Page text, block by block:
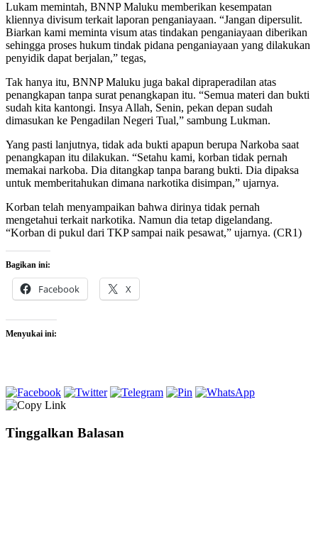
Lukam memintah, BNNP Maluku memberikan kesempatan
kliennya divisum terkait laporan penganiayaan. “Jangan dipersulit.
Biarkan kami meminta visum atas tindakan penganiayaan diberikan
sehingga proses hukum tindak pidana penganiayaan yang dilakukan
penyidik dapat berjalan,” tegas,
Tak hanya itu, BNNP Maluku juga bakal dipraperadilan atas
penangkapan tanpa surat penangkapan itu. “Semua materi dan bukti
sudah kita kantongi. Insya Allah, Senin, pekan depan sudah
dimasukan ke Pengadilan Negeri Tual,” sambung Lukman.
Yang pasti lanjutnya, tidak ada bukti apapun berupa Narkoba saat
penangkapan itu dilakukan. “Setahu kami, korban tidak pernah
memakai narkoba. Dia ditangkap tanpa barang bukti. Dia dipaksa
untuk memberitahukan dimana narkotika disimpan,” ujarnya.
Korban telah menyampaikan bahwa dirinya tidak pernah
mengetahui terkait narkotika. Namun dia tetap digelandang.
“Korban di pukul dari TKP sampai naik pesawat,” ujarnya. (CR1)
Bagikan ini:
Facebook X
Menyukai ini:
Tinggalkan Balasan